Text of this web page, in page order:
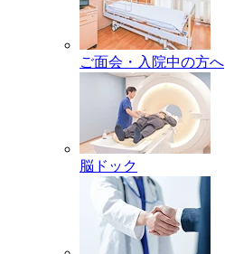
ご面会・ 入院中の方へ
脳ドック